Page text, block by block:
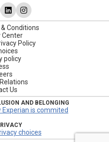
& Conditions
Center
Policy
policy
Us
AND BELONGING
Experian is commited
choices